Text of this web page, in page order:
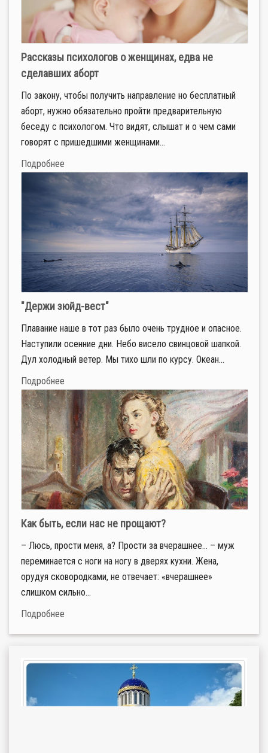
Рассказы психологов о женщинах, едва не
сделавших аборт
По закону, чтобы получить направление но бесплатный
аборт, нужно обязательно пройти предварительную
беседу с психологом. Что видят, слышат и о чем сами
говорят с пришедшими женщинами...
Подробнее
"Держи зюйд-вест"
Плавание наше в тот раз было очень трудное и опасное.
Наступили осенние дни. Небо висело свинцовой шапкой.
Дул холодный ветер. Мы тихо шли по курсу. Океан...
Подробнее
Как быть, если нас не прощают?
– Люсь, прости меня, а? Прости за вчерашнее… – муж
переминается с ноги на ногу в дверях кухни. Жена,
орудуя сковородками, не отвечает: «вчерашнее»
слишком сильно...
Подробнее